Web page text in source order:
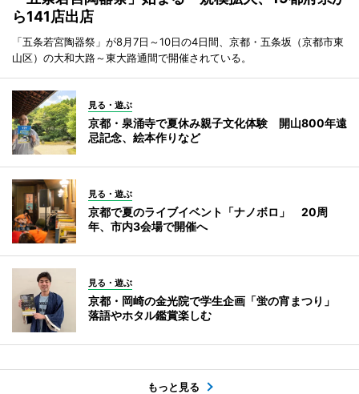
ら141店出店
「五条若宮陶器祭」が8月7日～10日の4日間、京都・五条坂（京都市東
山区）の大和大路～東大路通間で開催されている。
見る・遊ぶ
京都・泉涌寺で夏休み親子文化体験 開山800年遠
忌記念、絵本作りなど
見る・遊ぶ
京都で夏のライブイベント「ナノボロ」 20周
年、市内3会場で開催へ
見る・遊ぶ
京都・岡崎の金光院で学生企画「蛍の宵まつり」
落語やホタル鑑賞楽しむ
もっと見る